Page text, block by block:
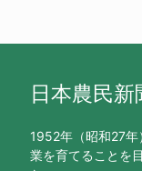
日本農民新
1952年（昭和27
業を育てることを